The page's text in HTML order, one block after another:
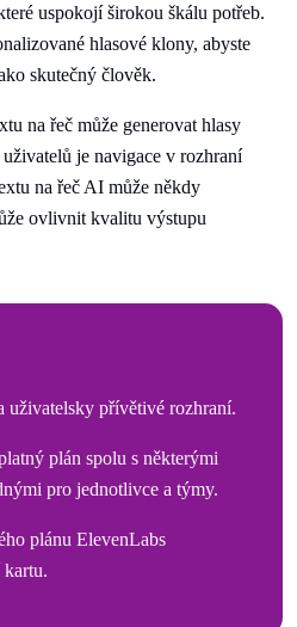
uspokojí širokou škálu potřeb.
hlasové klony, abyste
skutečný člověk.
na řeč může generovat hlasy
je navigace v rozhraní
na řeč AI může někdy
ovlivnit kvalitu výstupu
uživatelsky přívětivé rozhraní.
plán spolu s některými
pro jednotlivce a týmy.
plánu ElevenLabs
kartu.